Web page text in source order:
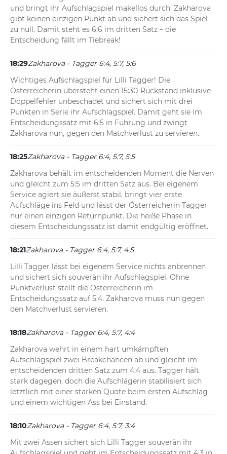
und bringt ihr Aufschlagspiel makellos durch. Zakharova
gibt keinen einzigen Punkt ab und sichert sich das Spiel
zu null. Damit steht es 6:6 im dritten Satz – die
Entscheidung fällt im Tiebreak!
18:29Zakharova - Tagger 6:4, 5:7, 5:6
Wichtiges Aufschlagspiel für Lilli Tagger! Die
Österreicherin übersteht einen 15:30-Rückstand inklusive
Doppelfehler unbeschadet und sichert sich mit drei
Punkten in Serie ihr Aufschlagspiel. Damit geht sie im
Entscheidungssatz mit 6:5 in Führung und zwingt
Zakharova nun, gegen den Matchverlust zu servieren.
18:25Zakharova - Tagger 6:4, 5:7, 5:5
Zakharova behält im entscheidenden Moment die Nerven
und gleicht zum 5:5 im dritten Satz aus. Bei eigenem
Service agiert sie äußerst stabil, bringt vier erste
Aufschläge ins Feld und lässt der Österreicherin Tagger
nur einen einzigen Returnpunkt. Die heiße Phase in
diesem Entscheidungssatz ist damit endgültig eröffnet.
18:21Zakharova - Tagger 6:4, 5:7, 4:5
Lilli Tagger lässt bei eigenem Service nichts anbrennen
und sichert sich souverän ihr Aufschlagspiel. Ohne
Punktverlust stellt die Österreicherin im
Entscheidungssatz auf 5:4. Zakharova muss nun gegen
den Matchverlust servieren.
18:18Zakharova - Tagger 6:4, 5:7, 4:4
Zakharova wehrt in einem hart umkämpften
Aufschlagspiel zwei Breakchancen ab und gleicht im
entscheidenden dritten Satz zum 4:4 aus. Tagger hält
stark dagegen, doch die Aufschlägerin stabilisiert sich
letztlich mit einer starken Quote beim ersten Aufschlag
und einem wichtigen Ass bei Einstand.
18:10Zakharova - Tagger 6:4, 5:7, 3:4
Mit zwei Assen sichert sich Lilli Tagger souverän ihr